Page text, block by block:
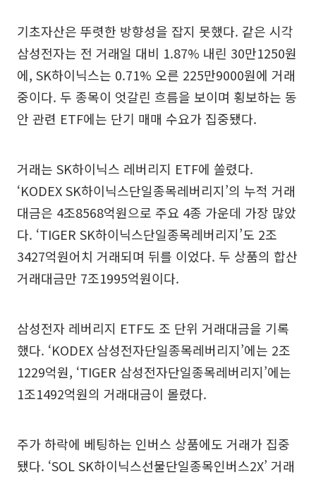
기초자산은 뚜렷한 방향성을 잡지 못했다. 같은 시각
삼성전자는 전 거래일 대비 1.87% 내린 30만1250원
에, SK하이닉스는 0.71% 오른 225만9000원에 거래
중이다. 두 종목이 엇갈린 흐름을 보이며 횡보하는 동
안 관련 ETF에는 단기 매매 수요가 집중됐다.
거래는 SK하이닉스 레버리지 ETF에 쏠렸다.
‘KODEX SK하이닉스단일종목레버리지’의 누적 거래
대금은 4조8568억원으로 주요 4종 가운데 가장 많았
다. ‘TIGER SK하이닉스단일종목레버리지’도 2조
3427억원어치 거래되며 뒤를 이었다. 두 상품의 합산
거래대금만 7조1995억원이다.
삼성전자 레버리지 ETF도 조 단위 거래대금을 기록
했다. ‘KODEX 삼성전자단일종목레버리지’에는 2조
1229억원, ‘TIGER 삼성전자단일종목레버리지’에는
1조1492억원의 거래대금이 몰렸다.
주가 하락에 베팅하는 인버스 상품에도 거래가 집중
됐다. ‘SOL SK하이닉스선물단일종목인버스2X’ 거래